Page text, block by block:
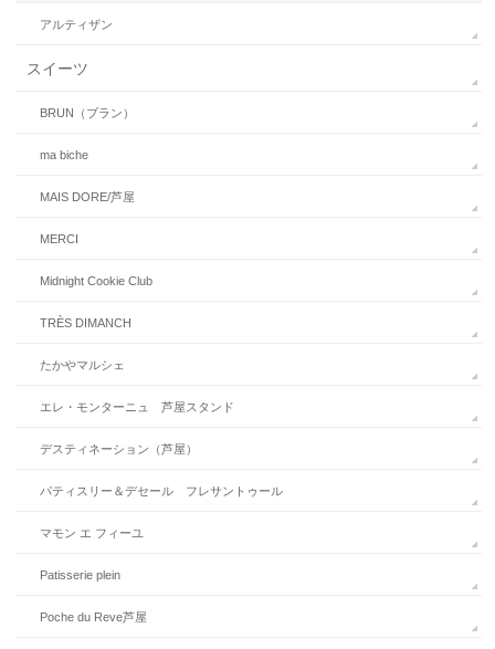
アルティザン
スイーツ
BRUN（ブラン）
ma biche
MAIS DORE/芦屋
MERCI
Midnight Cookie Club
TRÈS DIMANCH
たかやマルシェ
エレ・モンターニュ 芦屋スタンド
デスティネーション（芦屋）
パティスリー＆デセール フレサントゥール
マモン エ フィーユ
Patisserie plein
Poche du Reve芦屋